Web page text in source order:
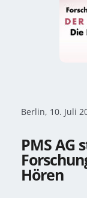
Berlin, 10. Juli
PMS AG
Hören